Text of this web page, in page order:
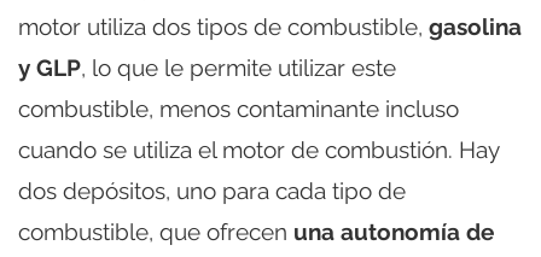
motor utiliza dos tipos de combustible, gasolina
y GLP, lo que le permite utilizar este
combustible, menos contaminante incluso
cuando se utiliza el motor de combustión. Hay
dos depósitos, uno para cada tipo de
combustible, que ofrecen una autonomía de